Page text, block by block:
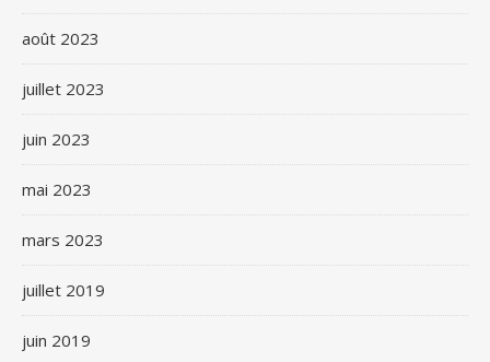
août 2023
juillet 2023
juin 2023
mai 2023
mars 2023
juillet 2019
juin 2019